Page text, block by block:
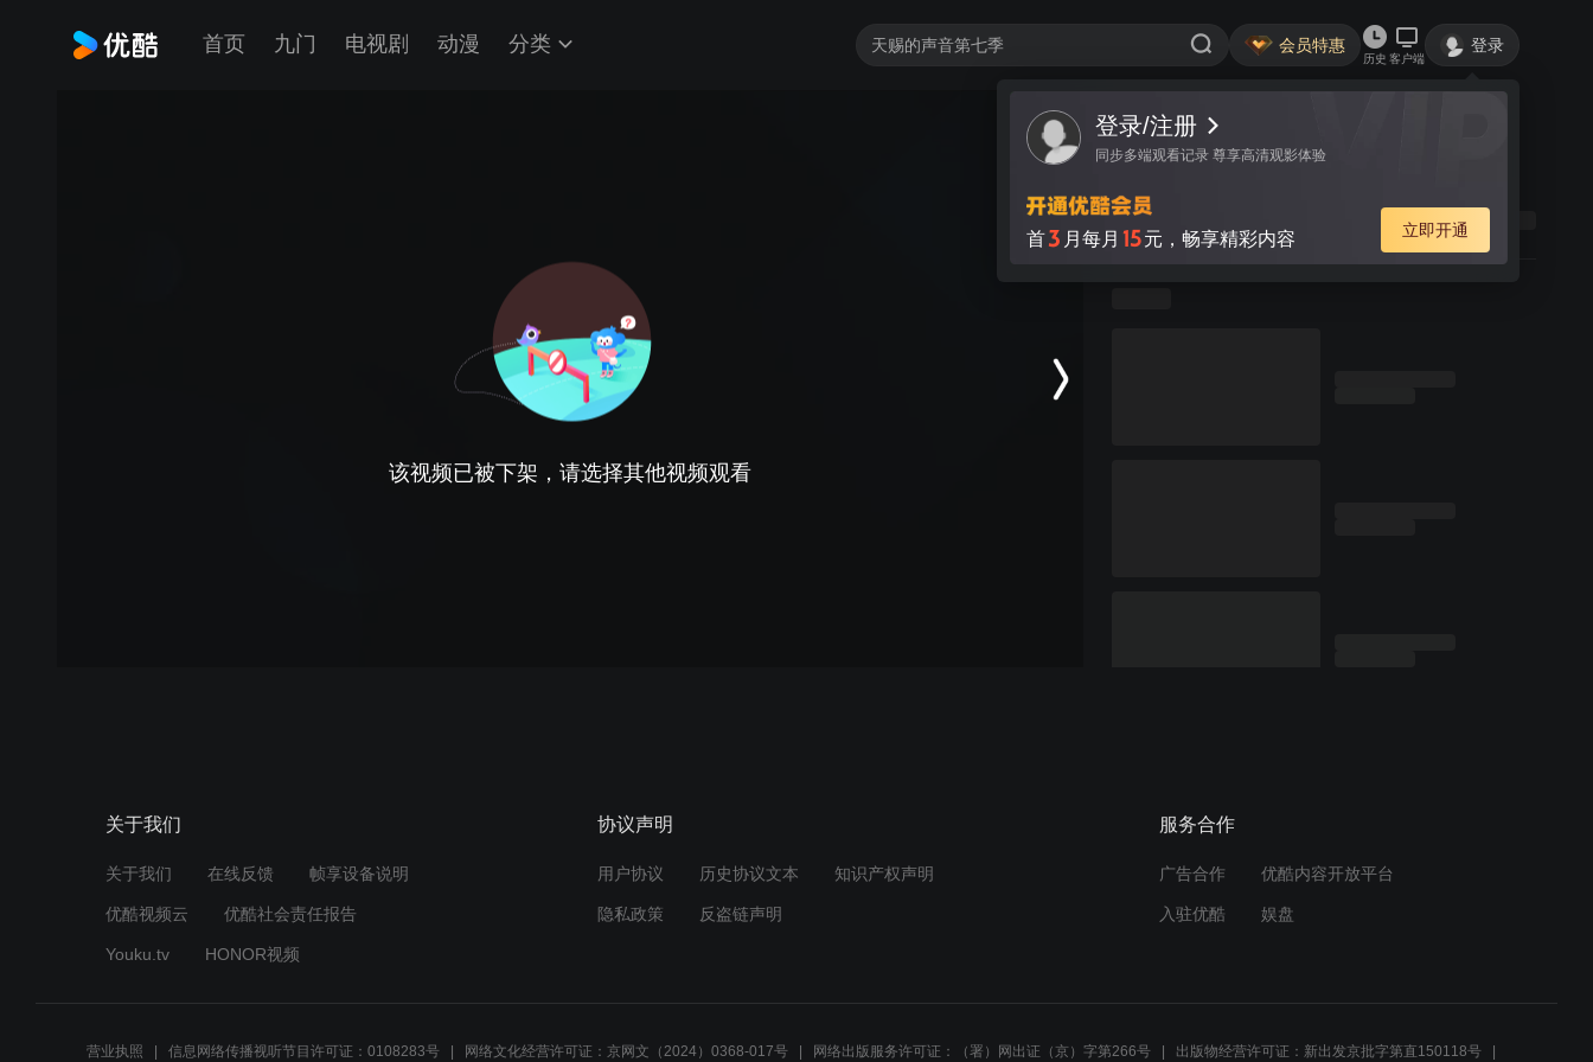
首页 九门 电视剧 动漫 分类 会员特惠
历史 客户端
登录
登录/注册
同步多端观看记录 尊享高清观影体验
首3 月每月 15元，畅享精彩内容 立即开通
该视频已被下架，请选择其他视频观看
关于我们
关于我们 在线反馈 帧享设备说明
优酷视频云 优酷社会责任报告
Youku.tv HONOR视频
协议声明
用户协议 历史协议文本 知识产权声明
隐私政策 反盗链声明
服务合作
广告合作 优酷内容开放平台
入驻优酷 娱盘
营业执照 信息网络传播视听节目许可证：0108283号 网络文化经营许可证：京网文（2024）0368-017号 网络出版服务许可证：（署）网出证（京）字第266号 出版物经营许可证：新出发京批字第直150118号